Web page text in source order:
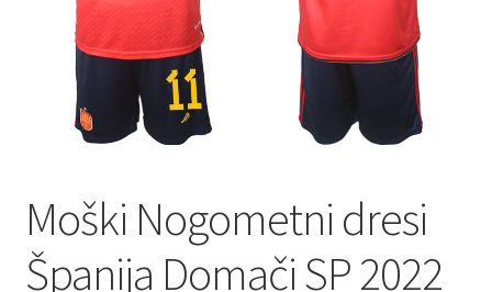
Moški Nogometni dresi
Španija Domači SP 2022